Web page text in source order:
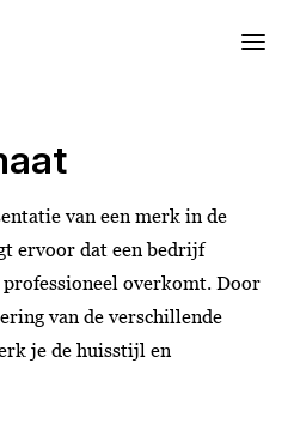
van een merk in de
ervoor dat een bedrijf
overkomt. Door
van de verschillende
je de huisstijl en